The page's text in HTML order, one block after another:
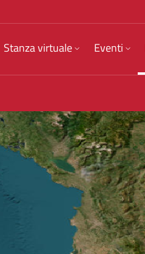
Stanza virtuale Eventi